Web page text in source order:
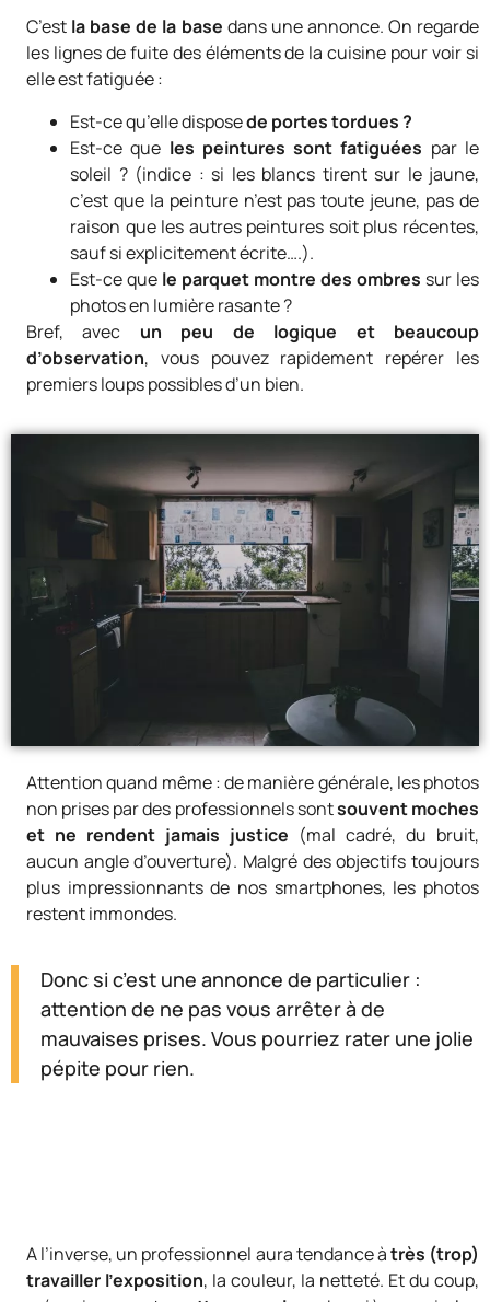
C’est la base de la base dans une annonce. On regarde
les lignes de fuite des éléments de la cuisine pour voir si
elle est fatiguée :
Est-ce qu’elle disposede portes tordues ?
Est-ce que les peintures sont fatiguées par le
soleil ? (indice : si les blancs tirent sur le jaune,
c’est que la peinture n’est pas toute jeune, pas de
raison que les autres peintures soit plus récentes,
sauf si explicitement écrite….).
Est-ce que le parquet montre des ombres sur les
photos en lumière rasante ?
Bref, avec un peu de logique et beaucoup
d’observation, vous pouvez rapidement repérer les
premiers loups possibles d’un bien.
Attention quand même : de manière générale, les photos
non prises par des professionnels sontsouvent moches
et ne rendent jamais justice (mal cadré, du bruit,
aucun angle d’ouverture). Malgré des objectifs toujours
plus impressionnants de nos smartphones, les photos
restent immondes.
Donc si c’est une annonce de particulier :
attention de ne pas vous arrêter à de
mauvaises prises. Vous pourriez rater une jolie
pépite pour rien.
A l’inverse, un professionnel aura tendance àtrès (trop)
travailler l’exposition, la couleur, la netteté. Et du coup,